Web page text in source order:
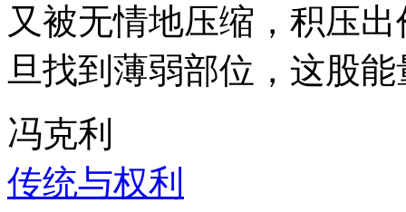
又被无情地压缩，积压
旦找到薄弱部位，这股
冯克利
传统与权利